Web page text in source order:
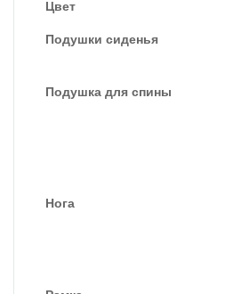
Цвет
Подушки сиденья
Подушка для спины
Нога